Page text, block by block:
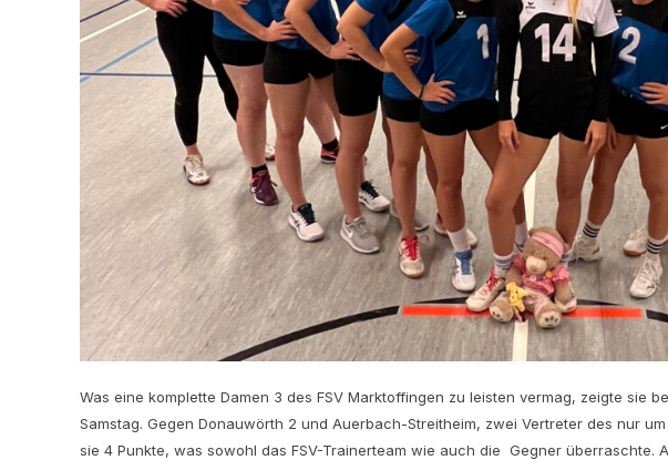
Was eine komplette Damen 3 des FSV Marktoffingen zu leisten vermag, zeigte sie
Samstag. Gegen Donauwörth 2 und Auerbach-Streitheim, zwei Vertreter des nur
sie 4 Punkte, was sowohl das FSV-Trainerteam wie auch die Gegner überraschte.